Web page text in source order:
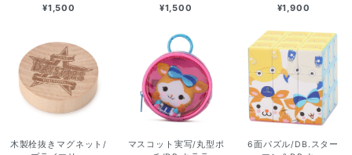
¥1,500 ¥1,500 ¥1,900
木製栓抜きマグネット/
マスコット実写/丸型ポ
6面パズル/DB.スター